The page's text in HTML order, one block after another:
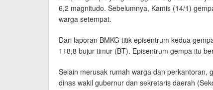
6,2 magnitudo. Sebelumnya, Kamis (14/1)
warga setempat.
Dari laporan BMKG titik episentrum kedua
118,8 bujur timur (BT). Episentrum gempa itu
Selain merusak rumah warga dan perkantoran,
dinas wakil gubernur dan sekretaris daerah